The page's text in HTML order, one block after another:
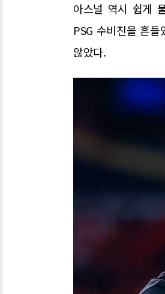
아스널 역시 쉽게
PSG 수비진을 흔
않았다.